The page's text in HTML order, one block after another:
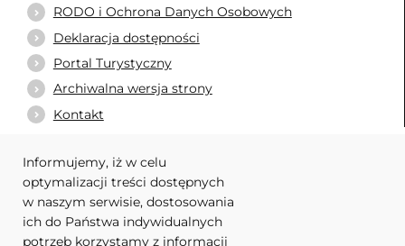
RODO i Ochrona Danych Osobowych
Deklaracja dostępności
Portal Turystyczny
Archiwalna wersja strony
Kontakt
WARTO ODWIEDZIĆ
Urząd Marszałkowski Województwa Lubuskiego
Informujemy, iż w celu
optymalizacji treści dostępnych
w naszym serwisie, dostosowania
ich do Państwa indywidualnych
potrzeb korzystamy z informacji